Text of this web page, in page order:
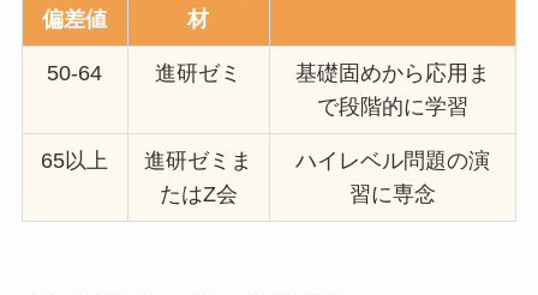
偏差値
材
50-64 進研ゼミ
基礎固めから応用ま
で段階的に学習
65以上
進研ゼミま
たはZ会
ハイレベル問題の演
習に専念